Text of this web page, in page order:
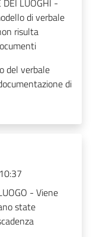
DEI LUOGHI -
di verbale
risulta
del verbale
di
- Viene
state